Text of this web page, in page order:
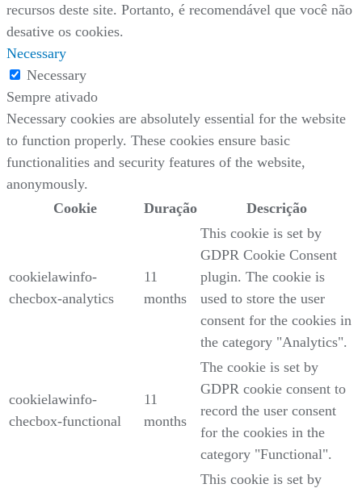
recursos deste site. Portanto, é recomendável que você não
desative os cookies.
Necessary
Necessary
Sempre ativado
Necessary cookies are absolutely essential for the website
to function properly. These cookies ensure basic
functionalities and security features of the website,
anonymously.
Cookie
Duração Descrição
cookielawinfo-
checbox-analytics
11
months
This cookie is set by
GDPR Cookie Consent
plugin. The cookie is
used to store the user
consent for the cookies in
the category "Analytics".
cookielawinfo-
checbox-functional
11
months
The cookie is set by
GDPR cookie consent to
record the user consent
for the cookies in the
category "Functional".
This cookie is set by